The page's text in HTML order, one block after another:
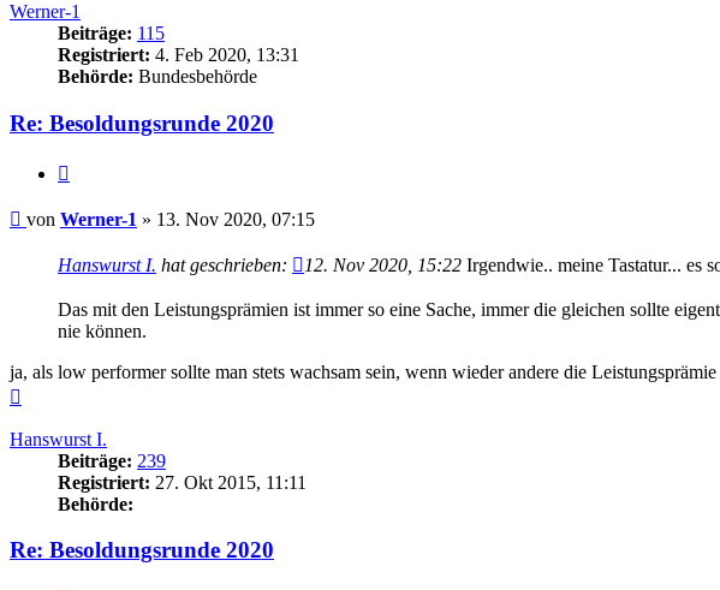
Werner-1
Beiträge: 115
Registriert: 4. Feb 2020, 13:31
Behörde: Bundesbehörde
Re: Besoldungsrunde 2020
Beitrag
von Werner-1 » 13. Nov 2020, 07:15
Hanswurst I. hat geschrieben: 12. Nov 2020, 15:22 Irgendwie.. meine Tastatur... es
Das mit den Leistungsprämien ist immer so eine Sache, immer die gleichen sollte
nie können.
ja, als low performer sollte man stets wachsam sein, wenn wieder andere die Leistungsprämie
Hanswurst I.
Beiträge: 239
Registriert: 27. Okt 2015, 11:11
Behörde:
Re: Besoldungsrunde 2020